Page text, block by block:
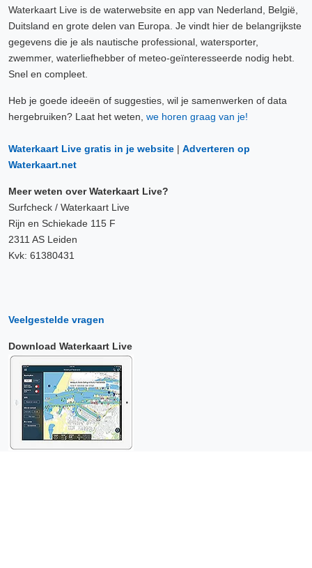
Waterkaart Live is de waterwebsite en app van Nederland, België,
Duitsland en grote delen van Europa. Je vindt hier de belangrijkste
gegevens die je als nautische professional, watersporter,
zwemmer, waterliefhebber of meteo-geïnteresseerde nodig hebt.
Snel en compleet.
Heb je goede ideeën of suggesties, wil je samenwerken of data
hergebruiken? Laat het weten, we horen graag van je!
Waterkaart Live gratis in je website | Adverteren op
Waterkaart.net
Meer weten over Waterkaart Live?
Surfcheck / Waterkaart Live
Rijn en Schiekade 115 F
2311 AS Leiden
Kvk: 61380431
Veelgestelde vragen
Download Waterkaart Live